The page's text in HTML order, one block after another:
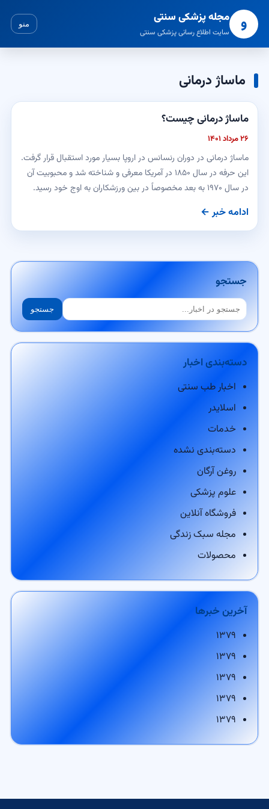
و مجله پزشکی سنتی
سایت اطلاع رسانی پزشکی سنتی
منو
ماساژ درمانی
ماساژ درمانی چیست؟
۲۶ مرداد ۱۴۰۱
ماساژ درمانی در دوران رنسانس در اروپا بسیار مورد استقبال قرار گرفت.
این حرفه در سال ۱۸۵۰ در آمریکا معرفی و شناخته شد و محبوبیت آن
در سال ۱۹۷۰ به بعد مخصوصاً در بین ورزشکاران به اوج خود رسید.
ادامه خبر ←
جستجو
جستجو جستجو
دسته‌بندی اخبار
اخبار طب سنتی
اسلایدر
خدمات
دسته‌بندی نشده
روغن آرگان
علوم پزشکی
فروشگاه آنلاین
مجله سبک زندگی
محصولات
آخرین خبرها
۱۳۷۹
۱۳۷۹
۱۳۷۹
۱۳۷۹
۱۳۷۹